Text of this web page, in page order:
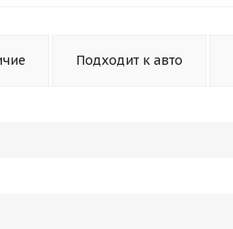
Подходит к авто